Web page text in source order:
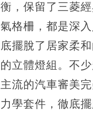
，保留了三菱
格柵，都是深
擺脫了居家柔
立體燈組。不
流的汽車審美
學套件，徹底